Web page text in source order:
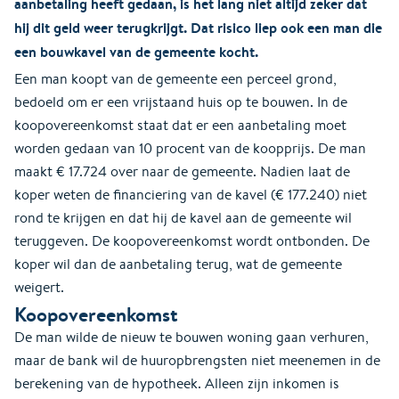
hij dit geld weer terugkrijgt. Dat risico liep ook een man die
een bouwkavel van de gemeente kocht.
Een man koopt van de gemeente een perceel grond,
bedoeld om er een vrijstaand huis op te bouwen. In de
koopovereenkomst staat dat er een aanbetaling moet
worden gedaan van 10 procent van de koopprijs. De man
maakt € 17.724 over naar de gemeente. Nadien laat de
koper weten de financiering van de kavel (€ 177.240) niet
rond te krijgen en dat hij de kavel aan de gemeente wil
teruggeven. De koopovereenkomst wordt ontbonden. De
koper wil dan de aanbetaling terug, wat de gemeente
weigert.
Koopovereenkomst
De man wilde de nieuw te bouwen woning gaan verhuren,
maar de bank wil de huuropbrengsten niet meenemen in de
berekening van de hypotheek. Alleen zijn inkomen is